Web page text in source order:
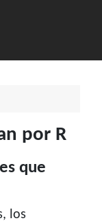
por R
que
los